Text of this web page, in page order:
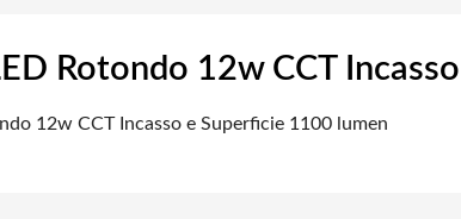
Rotondo 12w CCT
12w CCT Incasso e Superficie 1100 lumen